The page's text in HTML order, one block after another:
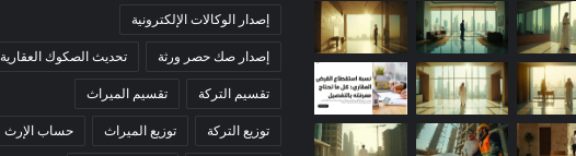
إصدار الوكالات الإلكترونية
إصدار صك حصر ورثة تحديث الصكوك العقارية
تقسيم التركة تقسيم الميراث
توزيع التركة توزيع الميراث حساب الإرث